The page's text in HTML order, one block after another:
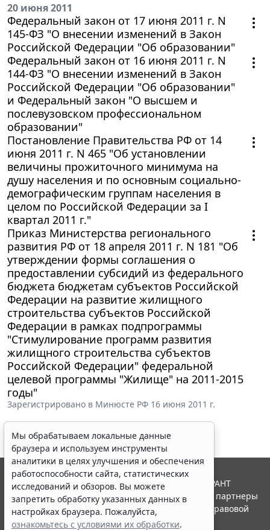
20 июня 2011
Федеральный закон от 17 июня 2011 г. N
145-ФЗ "О внесении изменений в Закон
Российской Федерации "Об образовании"
Федеральный закон от 16 июня 2011 г. N
144-ФЗ "О внесении изменений в Закон
Российской Федерации "Об образовании"
и Федеральный закон "О высшем и
послевузовском профессиональном
образовании"
Постановление Правительства РФ от 14
июня 2011 г. N 465 "Об установлении
величины прожиточного минимума на
душу населения и по основным социально-
демографическим группам населения в
целом по Российской Федерации за I
квартал 2011 г."
Приказ Министерства регионального
развития РФ от 18 апреля 2011 г. N 181 "Об
утверждении формы соглашения о
предоставлении субсидий из федерального
бюджета бюджетам субъектов Российской
Федерации на развитие жилищного
строительства субъектов Российской
Федерации в рамках подпрограммы
"Стимулирование программ развития
жилищного строительства субъектов
Российской Федерации" федеральной
целевой программы "Жилище" на 2011-2015
годы"
Зарегистрировано в Минюсте РФ 16 июня 2011 г.
Мы обрабатываем локальные данные
браузера и используем инструменты
аналитики в целях улучшения и обеспечения
работоспособности сайта, статистических
исследований и обзоров. Вы можете
запретить обработку указанных данных в
настройках браузера. Пожалуйста,
ознакомьтесь с условиями их обработки.
© ООО "НПП "ГАРАНТ-СЕРВИС", 2026. Система ГАРАНТ
выпускается с 1990 года. Компания "Гарант" и ее партнеры
являются участниками Российской ассоциации правовой
информации ГАРАНТ.